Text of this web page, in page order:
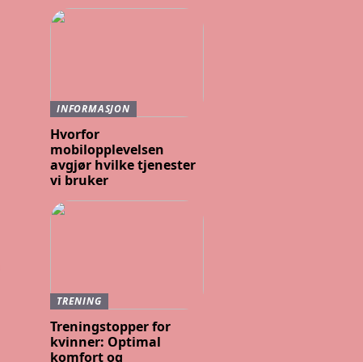
INFORMASJON
Hvorfor
mobilopplevelsen
avgjør hvilke tjenester
vi bruker
TRENING
Treningstopper for
kvinner: Optimal
komfort og